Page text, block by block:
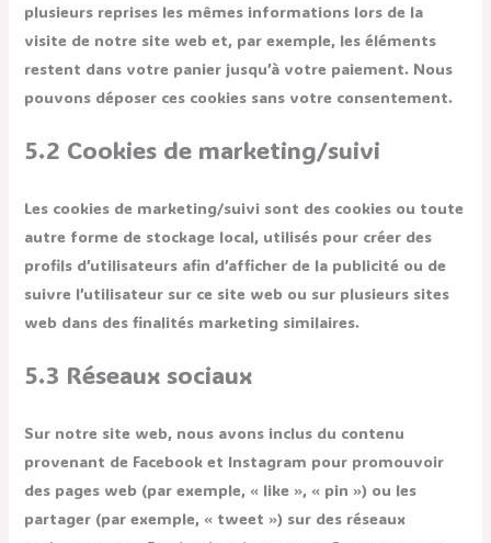
plusieurs reprises les mêmes informations lors de la
visite de notre site web et, par exemple, les éléments
restent dans votre panier jusqu’à votre paiement. Nous
pouvons déposer ces cookies sans votre consentement.
5.2 Cookies de marketing/suivi
Les cookies de marketing/suivi sont des cookies ou toute
autre forme de stockage local, utilisés pour créer des
profils d’utilisateurs afin d’afficher de la publicité ou de
suivre l’utilisateur sur ce site web ou sur plusieurs sites
web dans des finalités marketing similaires.
5.3 Réseaux sociaux
Sur notre site web, nous avons inclus du contenu
provenant de Facebook et Instagram pour promouvoir
des pages web (par exemple, « like », « pin ») ou les
partager (par exemple, « tweet ») sur des réseaux